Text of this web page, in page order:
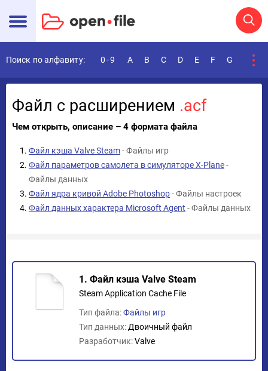
Поиск по алфавиту: 0-9 A B C D E F G
Файл с расширением .acf
Чем открыть, описание – 4 формата файла
Файл кэша Valve Steam- Файлы игр
Файл параметров самолета в симуляторе X-Plane-
Файлы данных
Файл ядра кривой Adobe Photoshop- Файлы настроек
Файл данных характера Microsoft Agent - Файлы данных
1. Файл кэша Valve Steam
Steam Application Cache File
Тип файла:Файлы игр
Тип данных: Двоичный файл
Разработчик:Valve